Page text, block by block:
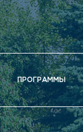
ПРОГРАММЫ